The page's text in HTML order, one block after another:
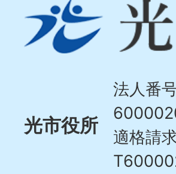
市
Hikari
光市役所
法人番
適格請